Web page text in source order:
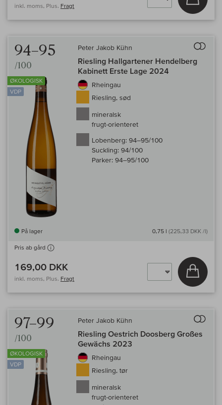
inkl. moms, Plus. Fragt
94–95
/100
ØKOLOGISK
VDP
Peter Jakob Kühn
Riesling Hallgartener Hendelberg
Kabinett Erste Lage 2024
Rheingau
Riesling, sød
mineralsk
frugt-orienteret
Lobenberg: 94–95/100
Suckling: 94/100
Parker: 94–95/100
På lager 0,75 l (225,33 DKK /l)
Pris ab gård
169,00 DKK
inkl. moms, Plus. Fragt
Læg i
97–99
/100
ØKOLOGISK
VDP
Peter Jakob Kühn
Riesling Oestrich Doosberg Großes
Gewächs 2023
Rheingau
Riesling, tør
mineralsk
frugt-orienteret